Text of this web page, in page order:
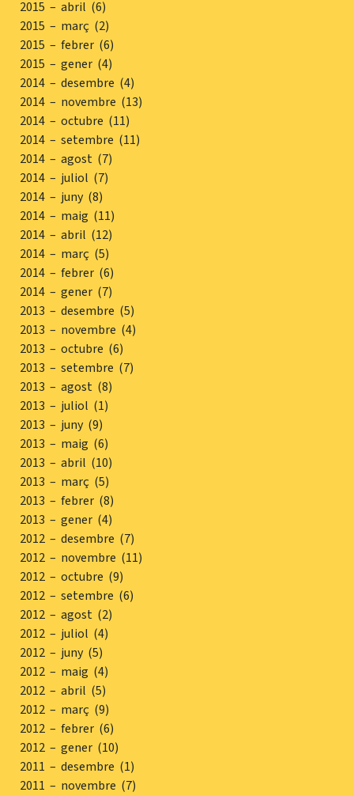
2015 – abril (6)
2015 – març (2)
2015 – febrer (6)
2015 – gener (4)
2014 – desembre (4)
2014 – novembre (13)
2014 – octubre (11)
2014 – setembre (11)
2014 – agost (7)
2014 – juliol (7)
2014 – juny (8)
2014 – maig (11)
2014 – abril (12)
2014 – març (5)
2014 – febrer (6)
2014 – gener (7)
2013 – desembre (5)
2013 – novembre (4)
2013 – octubre (6)
2013 – setembre (7)
2013 – agost (8)
2013 – juliol (1)
2013 – juny (9)
2013 – maig (6)
2013 – abril (10)
2013 – març (5)
2013 – febrer (8)
2013 – gener (4)
2012 – desembre (7)
2012 – novembre (11)
2012 – octubre (9)
2012 – setembre (6)
2012 – agost (2)
2012 – juliol (4)
2012 – juny (5)
2012 – maig (4)
2012 – abril (5)
2012 – març (9)
2012 – febrer (6)
2012 – gener (10)
2011 – desembre (1)
2011 – novembre (7)